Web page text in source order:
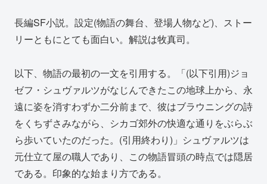
長編SF小説。設定(物語の舞台、登場人物など)、ストー
リーともにとても面白い。解説は牧真司。
以下、物語の最初の一文を引用する。「(以下引用)ジョ
ゼフ・シュヴァルツがなじんできたこの地球上から、永
遠に姿を消すわずか二分前まで、彼はブラウニングの詩
をくちずさみながら、シカゴ郊外の快適な通りをぶらぶ
ら歩いていたのだった。(引用終わり)」シュヴァルツは
元仕立て屋の職人であり、この物語冒頭の時点では隠居
である。印象的な始まり方である。